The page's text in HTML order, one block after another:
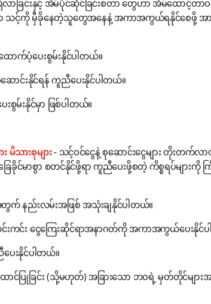
ရှိလာခြင်းနှင့် အိမ်ပိုင်ဆိုင်ခြင်းစတာ တွေဟာ အိမ်ထော
သင့်ကို မှီခိုနေတဲ့သူတွေအနေနဲ့ အကာအကွယ်ရနိုင်စေဖို့ အာမ
ပံ့ပေးစွမ်းနိုင်ပါတယ်။
င်းနိုင်ရန် ကူညီပေးနိုင်ပါတယ်။
မ်းနိုင်မှာ ဖြစ်ပါတယ်။
သားစုများ- သင့်ဝင်ငွေနဲ့ စုဆောင်းငွေများ တိုးတက်လာ
ာစွာ စတင်နိုင်ဖို့ရာ ကူညီပေးဖို့စတဲ့ ကိစ္စရပ်များကို
တွက် နည်းလမ်းအဖြစ် အသုံးချနိုင်ပါတယ်။
း ငွေကြေးဆိုင်ရာအနာဂတ်ကို အကာအကွယ်ပေးနိုင်ပ
းနိုင်ပါတယ်။
ာင်ပြုခြင်း (သို့မဟုတ်) အခြားသော ဘဝရဲ့ မှတ်တိုင်မျ